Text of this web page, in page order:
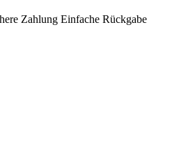
Zahlung Einfache Rückgabe